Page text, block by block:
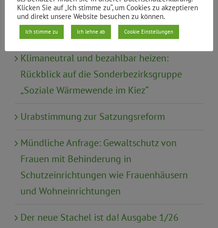
Wirtschaft, Tourismus, Finanzen
Klimaneutral und bezahlbar heizen:
Rückblick auf die Sonderbezirksgruppe
„Soziale Wärmewende im Kiez“
Urabstimmung zur Satzungsreform
Mündliche Anfrage: Gewaltschutz von
Frauen mit Behinderung in
Schutzeinrichtungen wie Frauenhäusern
und Wohneinrichtungen
Der neue Stachel ist da! Ausgabe 1/26
Klicken Sie auf „Ich stimme zu“, um Cookies zu akzeptieren
und direkt unsere Website besuchen zu können.
Ich stimme zu Ich lehne ab Cookie Einstellungen